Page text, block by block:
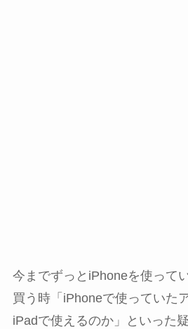
今までずっとiPhoneを使って
買う時「iPhoneで使っていた
iPadで使えるのか」といった